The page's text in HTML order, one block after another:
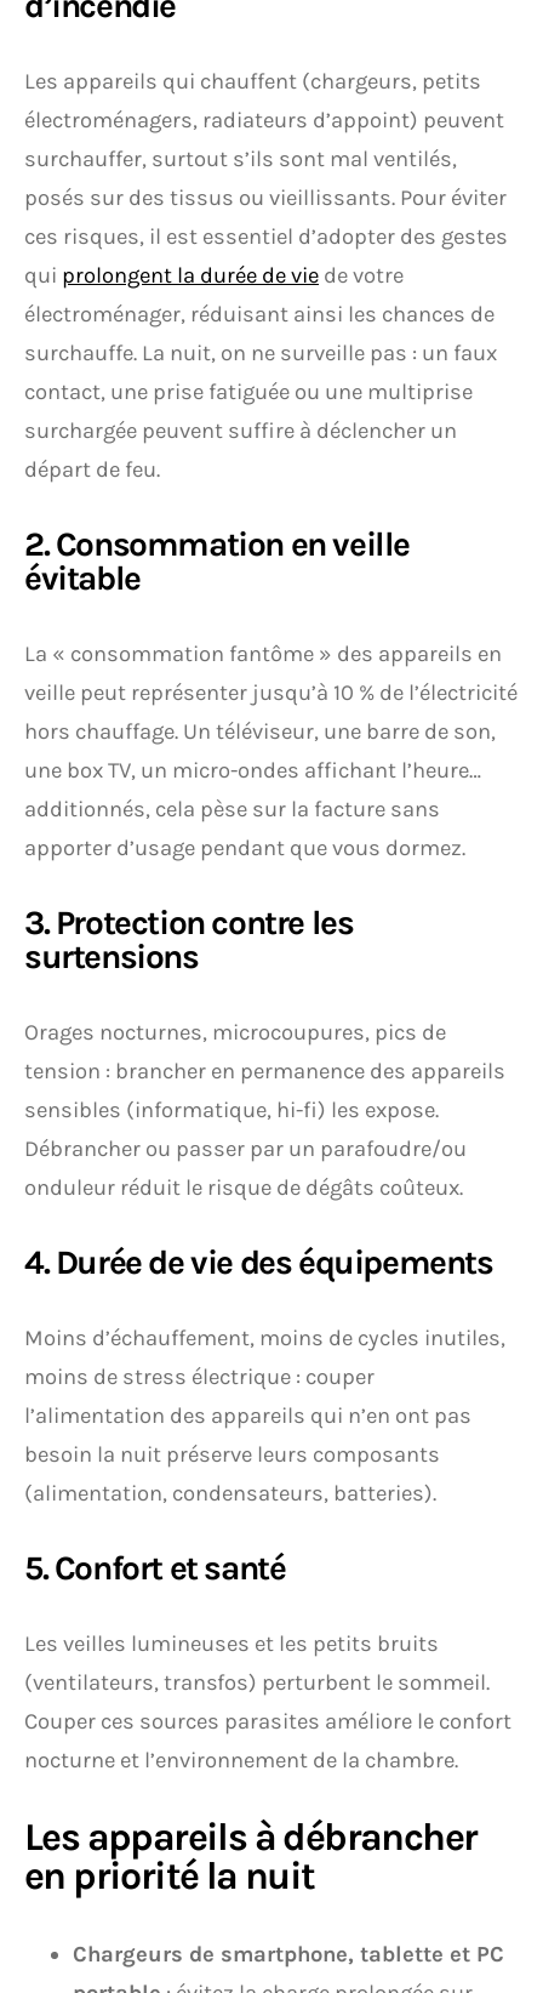
Les appareils qui chauffent (chargeurs, petits
électroménagers, radiateurs d’appoint) peuvent
surchauffer, surtout s’ils sont mal ventilés,
posés sur des tissus ou vieillissants. Pour éviter
ces risques, il est essentiel d’adopter des gestes
qui prolongent la durée de vie de votre
électroménager, réduisant ainsi les chances de
surchauffe. La nuit, on ne surveille pas : un faux
contact, une prise fatiguée ou une multiprise
surchargée peuvent suffire à déclencher un
départ de feu.
2. Consommation en veille
évitable
La « consommation fantôme » des appareils en
veille peut représenter jusqu’à 10 % de l’électricité
hors chauffage. Un téléviseur, une barre de son,
une box TV, un micro-ondes affichant l’heure…
additionnés, cela pèse sur la facture sans
apporter d’usage pendant que vous dormez.
3. Protection contre les
surtensions
Orages nocturnes, microcoupures, pics de
tension : brancher en permanence des appareils
sensibles (informatique, hi-fi) les expose.
Débrancher ou passer par un parafoudre/ou
onduleur réduit le risque de dégâts coûteux.
4. Durée de vie des équipements
Moins d’échauffement, moins de cycles inutiles,
moins de stress électrique : couper
l’alimentation des appareils qui n’en ont pas
besoin la nuit préserve leurs composants
(alimentation, condensateurs, batteries).
5. Confort et santé
Les veilles lumineuses et les petits bruits
(ventilateurs, transfos) perturbent le sommeil.
Couper ces sources parasites améliore le confort
nocturne et l’environnement de la chambre.
Les appareils à débrancher
en priorité la nuit
Chargeurs de smartphone, tablette et PC